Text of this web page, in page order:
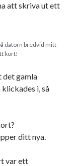
att skriva ut ett
datorn bredvid mitt
kort!
gamla
i, så
ditt nya.
var ett